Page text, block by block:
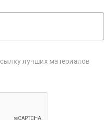
лучших материалов